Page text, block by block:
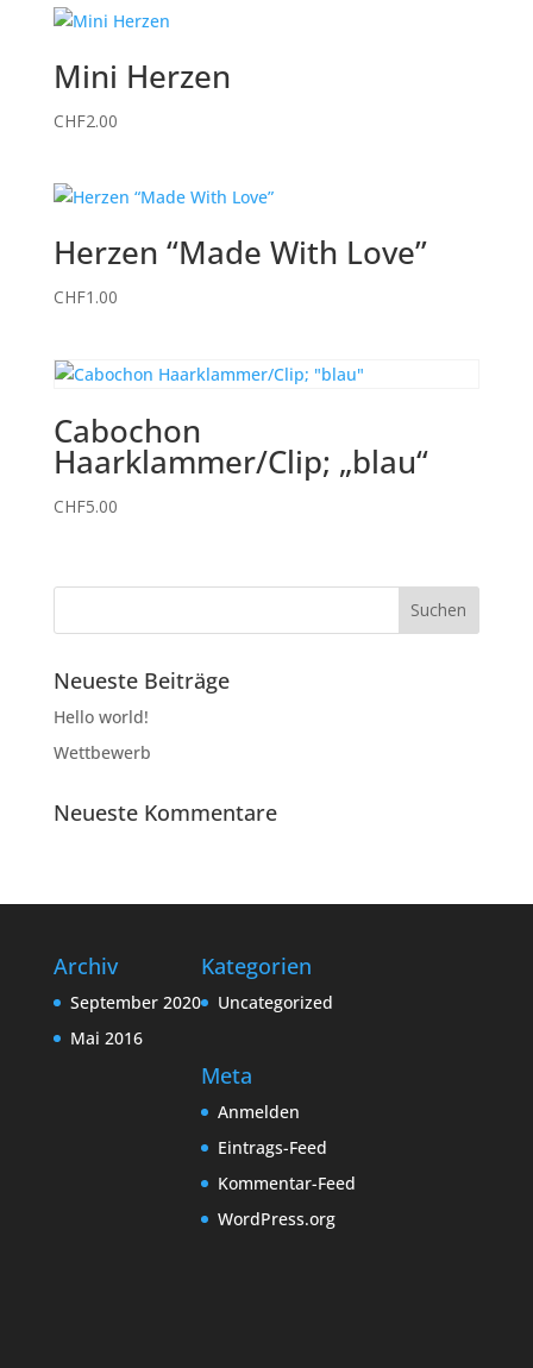
Mini Herzen
CHF2.00
Herzen “Made With Love”
CHF1.00
Cabochon
Haarklammer/Clip; „blau“
CHF5.00
Neueste Beiträge
Hello world!
Wettbewerb
Neueste Kommentare
Archiv
September 2020
Mai 2016
Kategorien
Uncategorized
Meta
Anmelden
Eintrags-Feed
Kommentar-Feed
WordPress.org